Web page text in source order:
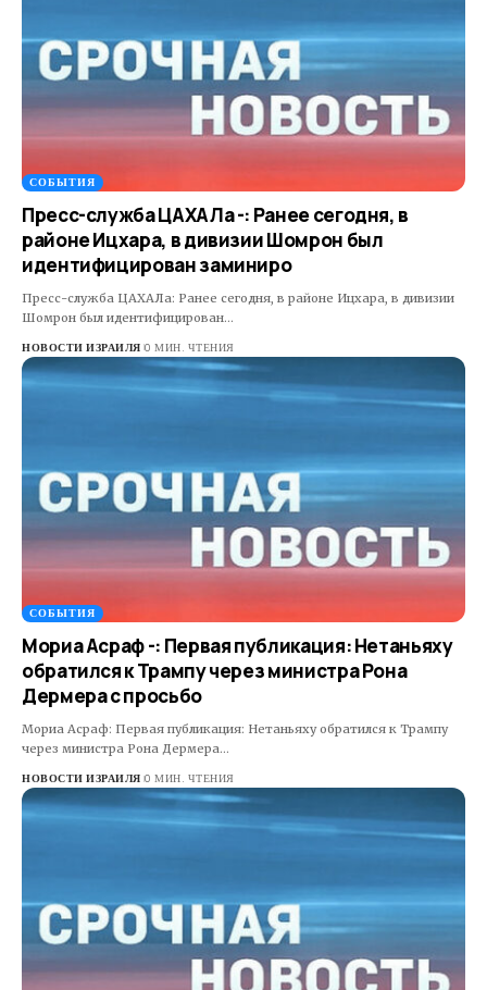
СОБЫТИЯ
Пресс-служба ЦАХАЛа -: Ранее сегодня, в
районе Ицхара, в дивизии Шомрон был
идентифицирован заминиро
Пресс-служба ЦАХАЛа: Ранее сегодня, в районе Ицхара, в дивизии
Шомрон был идентифицирован…
НОВОСТИ ИЗРАИЛЯ 0 МИН. ЧТЕНИЯ
СОБЫТИЯ
Мориа Асраф -: Первая публикация: Нетаньяху
обратился к Трампу через министра Рона
Дермера с просьбо
Мориа Асраф: Первая публикация: Нетаньяху обратился к Трампу
через министра Рона Дермера…
НОВОСТИ ИЗРАИЛЯ 0 МИН. ЧТЕНИЯ